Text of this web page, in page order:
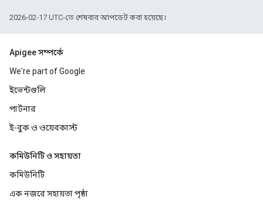
2026-02-17 UTC-তে শেষবার আপডেট করা হয়েছে।
Apigee সম্পর্কে
We're part of Google
ইভেন্টগুলি
পার্টনার
ই-বুক ও ওয়েবকাস্ট
কমিউনিটি ও সহায়তা
কমিউনিটি
এক নজরে সহায়তা পৃষ্ঠা